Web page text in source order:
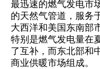
最迅速的燃气发电市
的天然气管道，服务
大西洋和美国东南部
特别是燃气发电量在
了互补，而东北部和
商业供暖市场组成。